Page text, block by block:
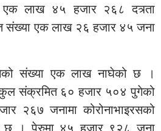
लाख ४५ हजार २६८ दत्र्ता
संख्या एक लाख २६ हजार ४५ जना
संख्या एक लाख नाघेको छ ।
कुल संक्रमित ६० हजार ५०४ पुगेको
२६७ जनामा कोरोनाभाइरसको
छ । पेरुमा ४५ हजार ९२८ जना